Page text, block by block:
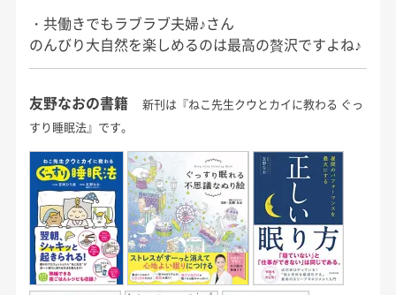
・共働きでもラブラブ夫婦♪さん
のんびり大自然を楽しめるのは最高の贅沢ですよね♪
友野なおの書籍
新刊は『ねこ先生クウとカイに教わる ぐっ
すり睡眠法』です。